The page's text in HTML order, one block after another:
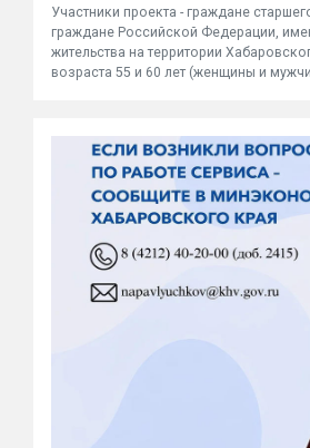
Участники проекта - граждане
граждане Российской Федерации,
жительства на территории
возраста 55 и 60 лет (женщины и